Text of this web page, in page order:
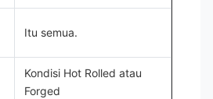
Itu semua.
Kondisi Hot Rolled atau
Forged